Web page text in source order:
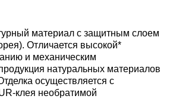
материал с защитным слоем
Отличается высокой*
и механическим
натуральных материалов
осуществляется с
клея необратимой